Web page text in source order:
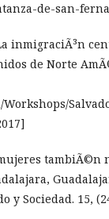
de-san-
inmigraciÃ³n
de Norte
tambiÃ©n
y Sociedad. 15,